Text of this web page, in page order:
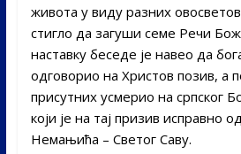
живота у виду разних
стигло да загуши семе Речи
наставку беседе је навео да
одговорио на Христов позив, а
присутних усмерио на српског
који је на тај призив исправно
Немањића – Светог Саву.